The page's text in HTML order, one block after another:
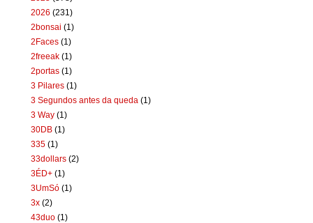
2026 (231)
2bonsai (1)
2Faces (1)
2freeak (1)
2portas (1)
3 Pilares (1)
3 Segundos antes da queda (1)
3 Way (1)
30DB (1)
335 (1)
33dollars (2)
3ÉD+ (1)
3UmSó (1)
3x (2)
43duo (1)